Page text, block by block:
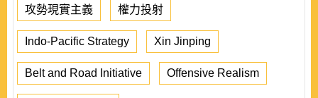
攻勢現實主義 權力投射
Indo-Pacific Strategy Xin Jinping
Belt and Road Initiative Offensive Realism